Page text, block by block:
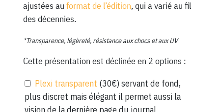
ajustées au format de l’édition, qui a varié au fil
des décennies.
*Transparence, légèreté, résistance aux chocs et aux UV
Cette présentation est déclinée en 2 options :
Plexi transparent (30€) servant de fond,
plus discret mais élégant il permet aussi la